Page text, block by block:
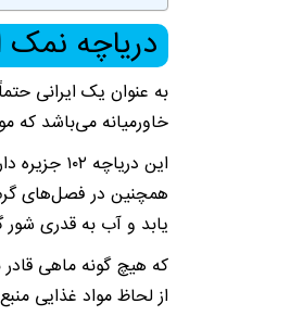
دریاچه نمک
به عنوان یک ایرانی
خاورمیانه می‌باشد که
همچنین در فصل‌های
یابد و آب به قدری شور
که هیچ گونه ماهی
از لحاظ مواد غذایی